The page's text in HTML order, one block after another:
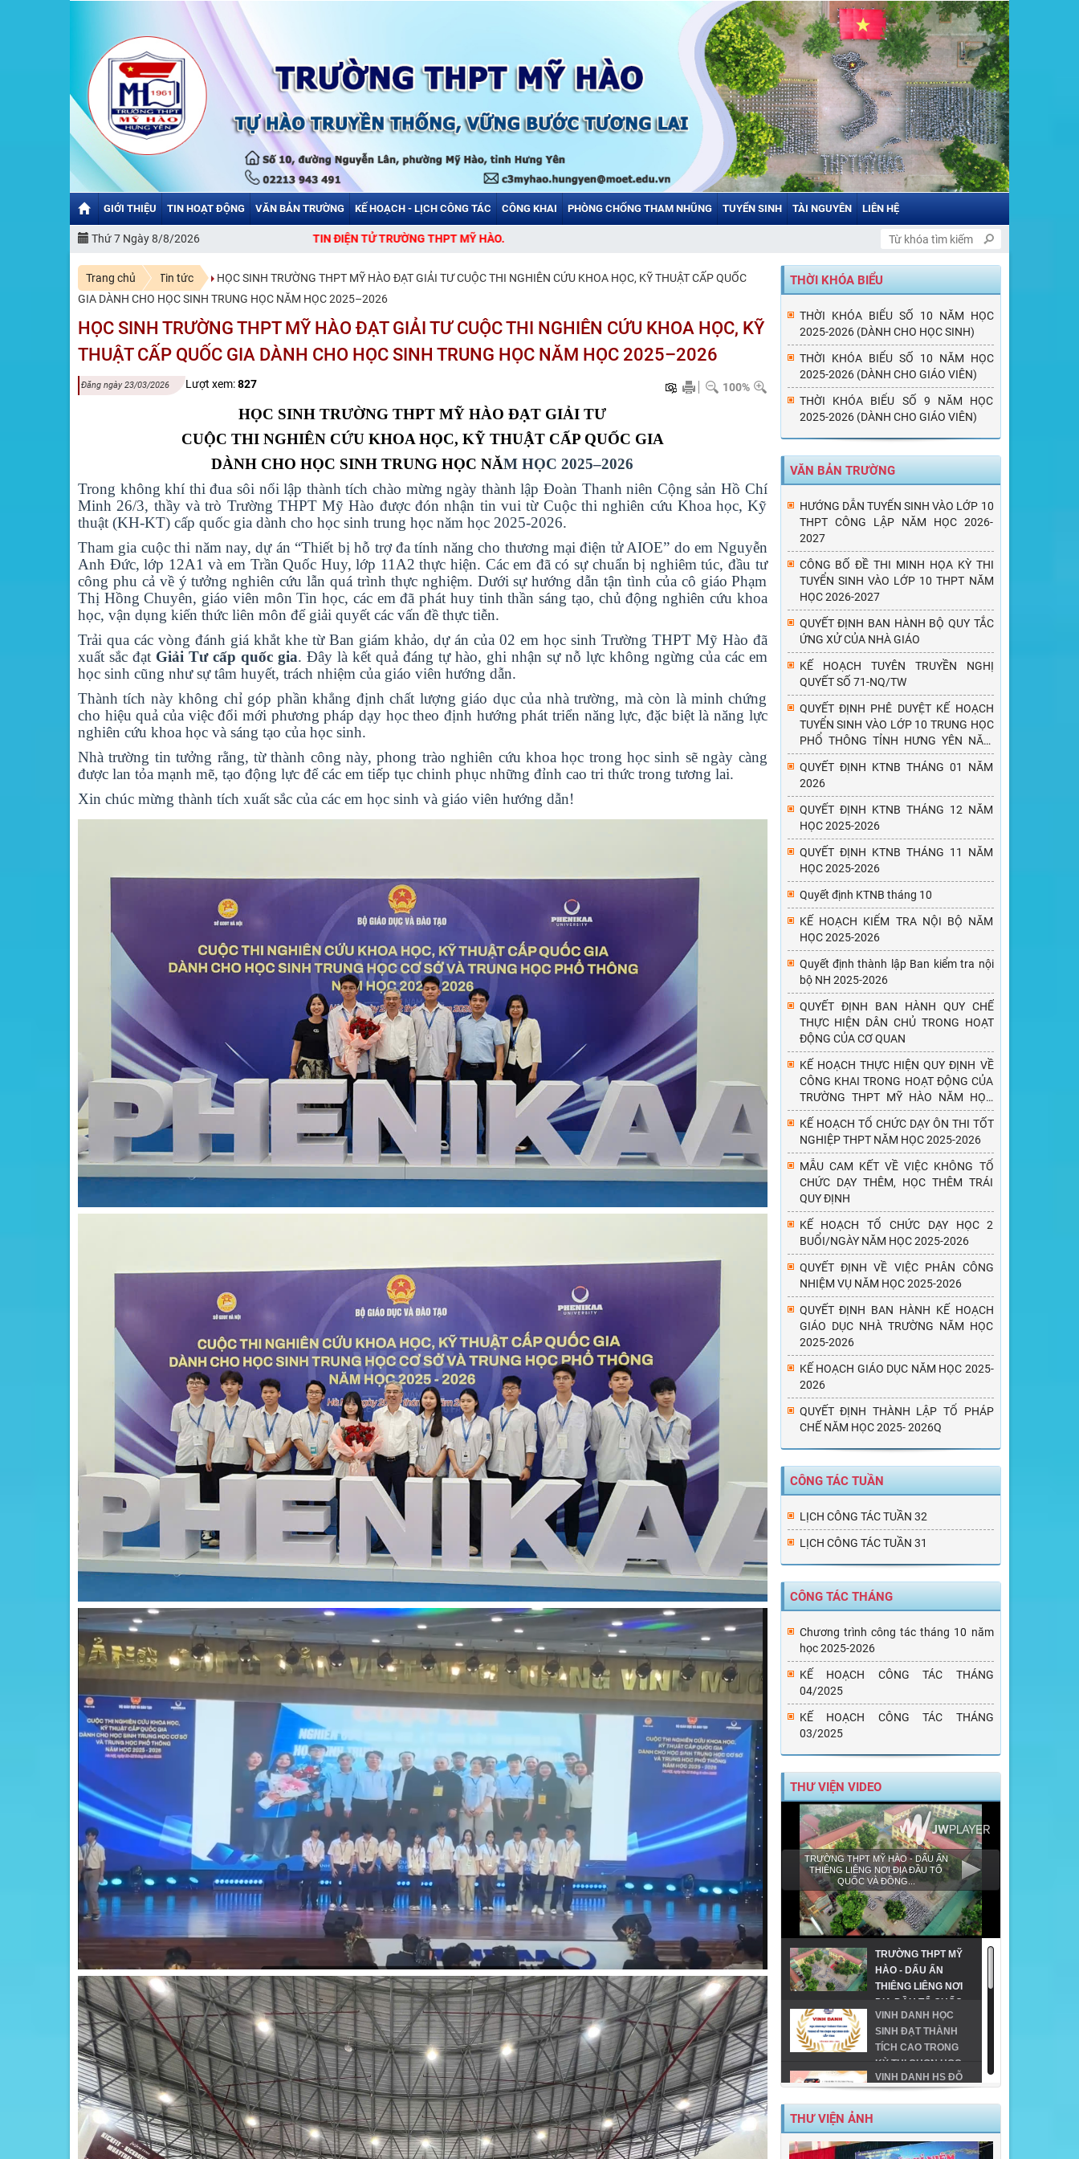
GIỚI THIỆU TIN HOẠT ĐỘNG VĂN BẢN TRƯỜNG KẾ HOẠCH - LỊCH CÔNG TÁC CÔNG KHAI PHÒNG CHỐNG THAM NHŨNG TUYỂN SINH TÀI NGUYÊN LIÊN HỆ
Thứ 7 Ngày 8/8/2026
BẠN ĐẾN VỚI CỔNG THÔNG TIN ĐIỆN TỬ TRƯỜNG THPT MỸ HÀO.
Trang chủ Tin tức
HỌC SINH TRƯỜNG THPT MỸ HÀO ĐẠT GIẢI TƯ CUỘC THI NGHIÊN CỨU KHOA HỌC, KỸ THUẬT CẤP QUỐC
GIA DÀNH CHO HỌC SINH TRUNG HỌC NĂM HỌC 2025–2026
HỌC SINH TRƯỜNG THPT MỸ HÀO ĐẠT GIẢI TƯ CUỘC THI NGHIÊN CỨU KHOA HỌC, KỸ
THUẬT CẤP QUỐC GIA DÀNH CHO HỌC SINH TRUNG HỌC NĂM HỌC 2025–2026
Đăng ngày 23/03/2026 Lượt xem:827 100%
HỌC SINH TRƯỜNG THPT MỸ HÀO ĐẠT GIẢI TƯ
CUỘC THI NGHIÊN CỨU KHOA HỌC, KỸ THUẬT CẤP QUỐC GIA
DÀNH CHO HỌC SINH TRUNG HỌC NĂM HỌC 2025–2026
Trong không khí thi đua sôi nổi lập thành tích chào mừng ngày thành lập Đoàn Thanh niên Cộng sản Hồ Chí
Minh 26/3, thầy và trò Trường THPT Mỹ Hào được đón nhận tin vui từ Cuộc thi nghiên cứu Khoa học, Kỹ
thuật (KH-KT) cấp quốc gia dành cho học sinh trung học năm học 2025-2026.
Tham gia cuộc thi năm nay, dự án “Thiết bị hỗ trợ đa tính năng cho thương mại điện tử AIOE” do em Nguyễn
Anh Đức, lớp 12A1 và em Trần Quốc Huy, lớp 11A2 thực hiện. Các em đã có sự chuẩn bị nghiêm túc, đầu tư
công phu cả về ý tưởng nghiên cứu lẫn quá trình thực nghiệm. Dưới sự hướng dẫn tận tình của cô giáo Phạm
Thị Hồng Chuyên, giáo viên môn Tin học, các em đã phát huy tinh thần sáng tạo, chủ động nghiên cứu khoa
học, vận dụng kiến thức liên môn để giải quyết các vấn đề thực tiễn.
Trải qua các vòng đánh giá khắt khe từ Ban giám khảo, dự án của 02 em học sinh Trường THPT Mỹ Hào đã
xuất sắc đạt Giải Tư cấp quốc gia. Đây là kết quả đáng tự hào, ghi nhận sự nỗ lực không ngừng của các em
học sinh cũng như sự tâm huyết, trách nhiệm của giáo viên hướng dẫn.
Thành tích này không chỉ góp phần khẳng định chất lượng giáo dục của nhà trường, mà còn là minh chứng
cho hiệu quả của việc đổi mới phương pháp dạy học theo định hướng phát triển năng lực, đặc biệt là năng lực
nghiên cứu khoa học và sáng tạo của học sinh.
Nhà trường tin tưởng rằng, từ thành công này, phong trào nghiên cứu khoa học trong học sinh sẽ ngày càng
được lan tỏa mạnh mẽ, tạo động lực để các em tiếp tục chinh phục những đỉnh cao tri thức trong tương lai.
Xin chúc mừng thành tích xuất sắc của các em học sinh và giáo viên hướng dẫn!
THỜI KHÓA BIỂU
THỜI KHÓA BIỂU SỐ 10 NĂM HỌC
2025-2026 (DÀNH CHO HỌC SINH)
THỜI KHÓA BIỂU SỐ 10 NĂM HỌC
2025-2026 (DÀNH CHO GIÁO VIÊN)
THỜI KHÓA BIỂU SỐ 9 NĂM HỌC
2025-2026 (DÀNH CHO GIÁO VIÊN)
VĂN BẢN TRƯỜNG
HƯỚNG DẪN TUYỂN SINH VÀO LỚP 10
THPT CÔNG LẬP NĂM HỌC 2026-
2027
CÔNG BỐ ĐỀ THI MINH HỌA KỲ THI
TUYỂN SINH VÀO LỚP 10 THPT NĂM
HỌC 2026-2027
QUYẾT ĐỊNH BAN HÀNH BỘ QUY TẮC
ỨNG XỬ CỦA NHÀ GIÁO
KẾ HOẠCH TUYÊN TRUYỀN NGHỊ
QUYẾT SỐ 71-NQ/TW
QUYẾT ĐỊNH PHÊ DUYỆT KẾ HOẠCH
TUYỂN SINH VÀO LỚP 10 TRUNG HỌC
PHỔ THÔNG TỈNH HƯNG YÊN NĂM
HỌC 2026-2027
QUYẾT ĐỊNH KTNB THÁNG 01 NĂM
2026
QUYẾT ĐỊNH KTNB THÁNG 12 NĂM
HỌC 2025-2026
QUYẾT ĐỊNH KTNB THÁNG 11 NĂM
HỌC 2025-2026
Quyết định KTNB tháng 10
KẾ HOẠCH KIỂM TRA NỘI BỘ NĂM
HỌC 2025-2026
Quyết định thành lập Ban kiểm tra nội
bộ NH 2025-2026
QUYẾT ĐỊNH BAN HÀNH QUY CHẾ
THỰC HIỆN DÂN CHỦ TRONG HOẠT
ĐỘNG CỦA CƠ QUAN
KẾ HOẠCH THỰC HIỆN QUY ĐỊNH VỀ
CÔNG KHAI TRONG HOẠT ĐỘNG CỦA
TRƯỜNG THPT MỸ HÀO NĂM HỌC
2025 - 2026
KẾ HOẠCH TỔ CHỨC DẠY ÔN THI TỐT
NGHIỆP THPT NĂM HỌC 2025-2026
MẪU CAM KẾT VỀ VIỆC KHÔNG TỔ
CHỨC DẠY THÊM, HỌC THÊM TRÁI
QUY ĐỊNH
KẾ HOẠCH TỔ CHỨC DẠY HỌC 2
BUỔI/NGÀY NĂM HỌC 2025-2026
QUYẾT ĐỊNH VỀ VIỆC PHÂN CÔNG
NHIỆM VỤ NĂM HỌC 2025-2026
QUYẾT ĐỊNH BAN HÀNH KẾ HOẠCH
GIÁO DỤC NHÀ TRƯỜNG NĂM HỌC
2025-2026
KẾ HOẠCH GIÁO DỤC NĂM HỌC 2025-
2026
QUYẾT ĐỊNH THÀNH LẬP TỔ PHÁP
CHẾ NĂM HỌC 2025- 2026Q
CÔNG TÁC TUẦN
LỊCH CÔNG TÁC TUẦN 32
LỊCH CÔNG TÁC TUẦN 31
CÔNG TÁC THÁNG
Chương trình công tác tháng 10 năm
học 2025-2026
KẾ HOẠCH CÔNG TÁC THÁNG
04/2025
KẾ HOẠCH CÔNG TÁC THÁNG
03/2025
THƯ VIỆN VIDEO
TRƯỜNG THPT MỸ HÀO - DẤU ẤN
THIÊNG LIÊNG NƠI ĐỊA ĐẦU TỔ
QUỐC VÀ ĐỒNG...
TRƯỜNG THPT MỸ
HÀO - DẤU ẤN
THIÊNG LIÊNG NƠI
ĐỊA ĐẦU TỔ QUỐC
VÀ ĐỒNG HÀNH
CÙNG GIÁO DỤC
VÙNG CAO!
VINH DANH HỌC
SINH ĐẠT THÀNH
TÍCH CAO TRONG
KỲ THI CHỌN HỌC
SINH GIỎI CẤP TỈNH
VINH DANH HS ĐỖ
ĐH TRÊN 24 ĐIỂM
MỸ HÀO VINH DANH
HỌC SINH GIỎI CẤP
THƯ VIỆN ẢNH